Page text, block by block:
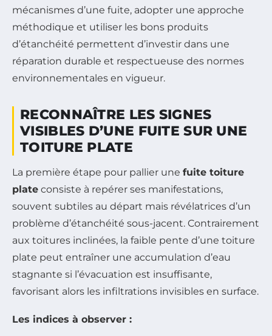
mécanismes d’une fuite, adopter une approche
méthodique et utiliser les bons produits
d’étanchéité permettent d’investir dans une
réparation durable et respectueuse des normes
environnementales en vigueur.
RECONNAÎTRE LES SIGNES
VISIBLES D’UNE FUITE SUR UNE
TOITURE PLATE
La première étape pour pallier une fuite toiture
plate consiste à repérer ses manifestations,
souvent subtiles au départ mais révélatrices d’un
problème d’étanchéité sous-jacent. Contrairement
aux toitures inclinées, la faible pente d’une toiture
plate peut entraîner une accumulation d’eau
stagnante si l’évacuation est insuffisante,
favorisant alors les infiltrations invisibles en surface.
Les indices à observer :